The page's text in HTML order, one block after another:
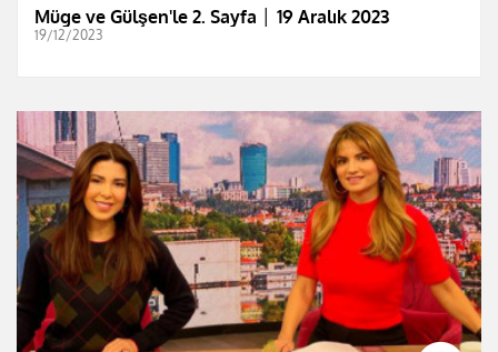
Müge ve Gülşen'le 2. Sayfa │ 19 Aralık 2023
19/12/2023